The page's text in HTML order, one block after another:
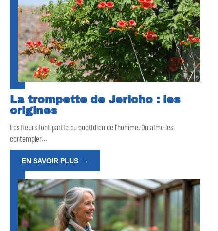
La trompette de Jericho : les
origines
Les fleurs font partie du quotidien de l’homme. On aime les
contempler…
EN SAVOIR PLUS